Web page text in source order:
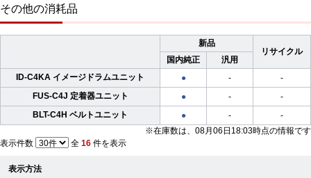
その他の消耗品
新品
リサイクル
国内純正
汎用
ID-C4KA イメージドラムユニット
● -
-
FUS-C4J 定着器ユニット
● -
-
BLT-C4H ベルトユニット
● -
-
※在庫数は、08月06日18:03時点の情報です
表示件数 全 16 件を表示
表示方法